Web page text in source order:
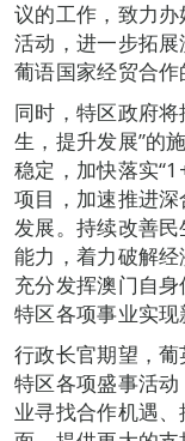
议的工作，致力
活动，进一步拓
葡语国家经贸合作
同时，特区政府
生，提升发展”的
稳定，加快落实
项目，加速推进
发展。持续改善
能力，着力破解经
充分发挥澳门自
特区各项事业实现
行政长官期望，
特区各项盛事活
业寻找合作机遇